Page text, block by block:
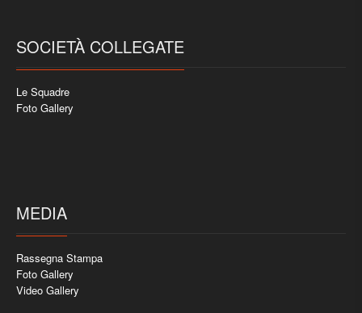
SOCIETÀ COLLEGATE
Le Squadre
Foto Gallery
MEDIA
Rassegna Stampa
Foto Gallery
Video Gallery